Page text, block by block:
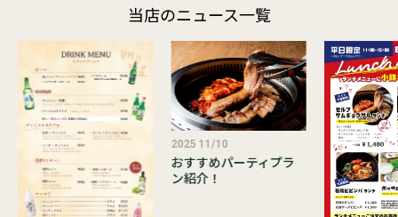
当店のニュース一覧
2025 11/10
おすすめパーティプラ
ン紹介！